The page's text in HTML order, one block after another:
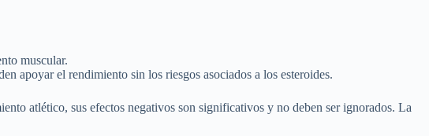
muscular.
apoyar el rendimiento sin los riesgos asociados a los esteroides.
atlético, sus efectos negativos son significativos y no deben ser ignorados. La